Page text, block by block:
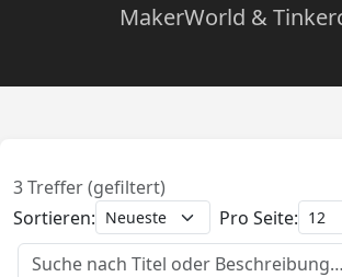
MakerWorld &
3 Treffer (gefiltert)
Sortieren:
Pro Seite: